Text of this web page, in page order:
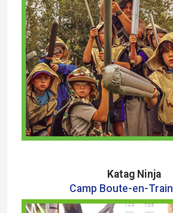
Katag Ninja
Camp Boute-en-Train